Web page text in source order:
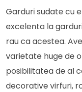
Garduri sudate cu
excelenta la
rau ca acestea.
varietate huge de
posibilitatea de al
decorative virfuri,